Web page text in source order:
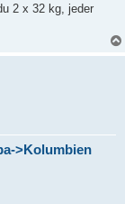
2 x 32 kg, jeder
>Kolumbien